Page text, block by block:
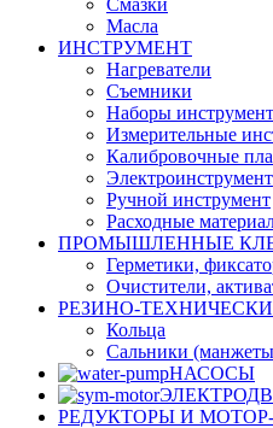
Смазки
Масла
ИНСТРУМЕНТ
Нагреватели
Съемники
Наборы
Измерительные
Калибровочные
Электроинструмент
Ручной инструмент
Расходные
ПРОМЫШЛЕННЫЕ
Герметики,
Очистители,
РЕЗИНО-
Кольца
Сальники
НАСОСЫ
РЕДУКТОРЫ И